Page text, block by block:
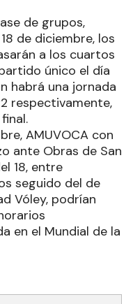
de grupos,
de diciembre, los
a los cuartos
único el día
habrá una jornada
respectivamente,
AMUVOCA con
ante Obras de San
18, entre
seguido del de
Vóley, podrían
en el Mundial de la